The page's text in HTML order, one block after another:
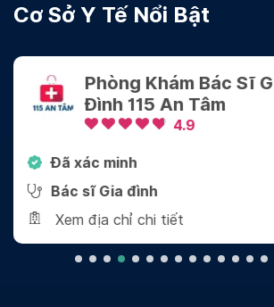
Cơ Sở Y Tế Nổi Bật
Phòng Khám Bác Sĩ Gia
Đình 115 An Tâm
4.9
minh
sĩ Gia đình
địa chỉ chi tiết